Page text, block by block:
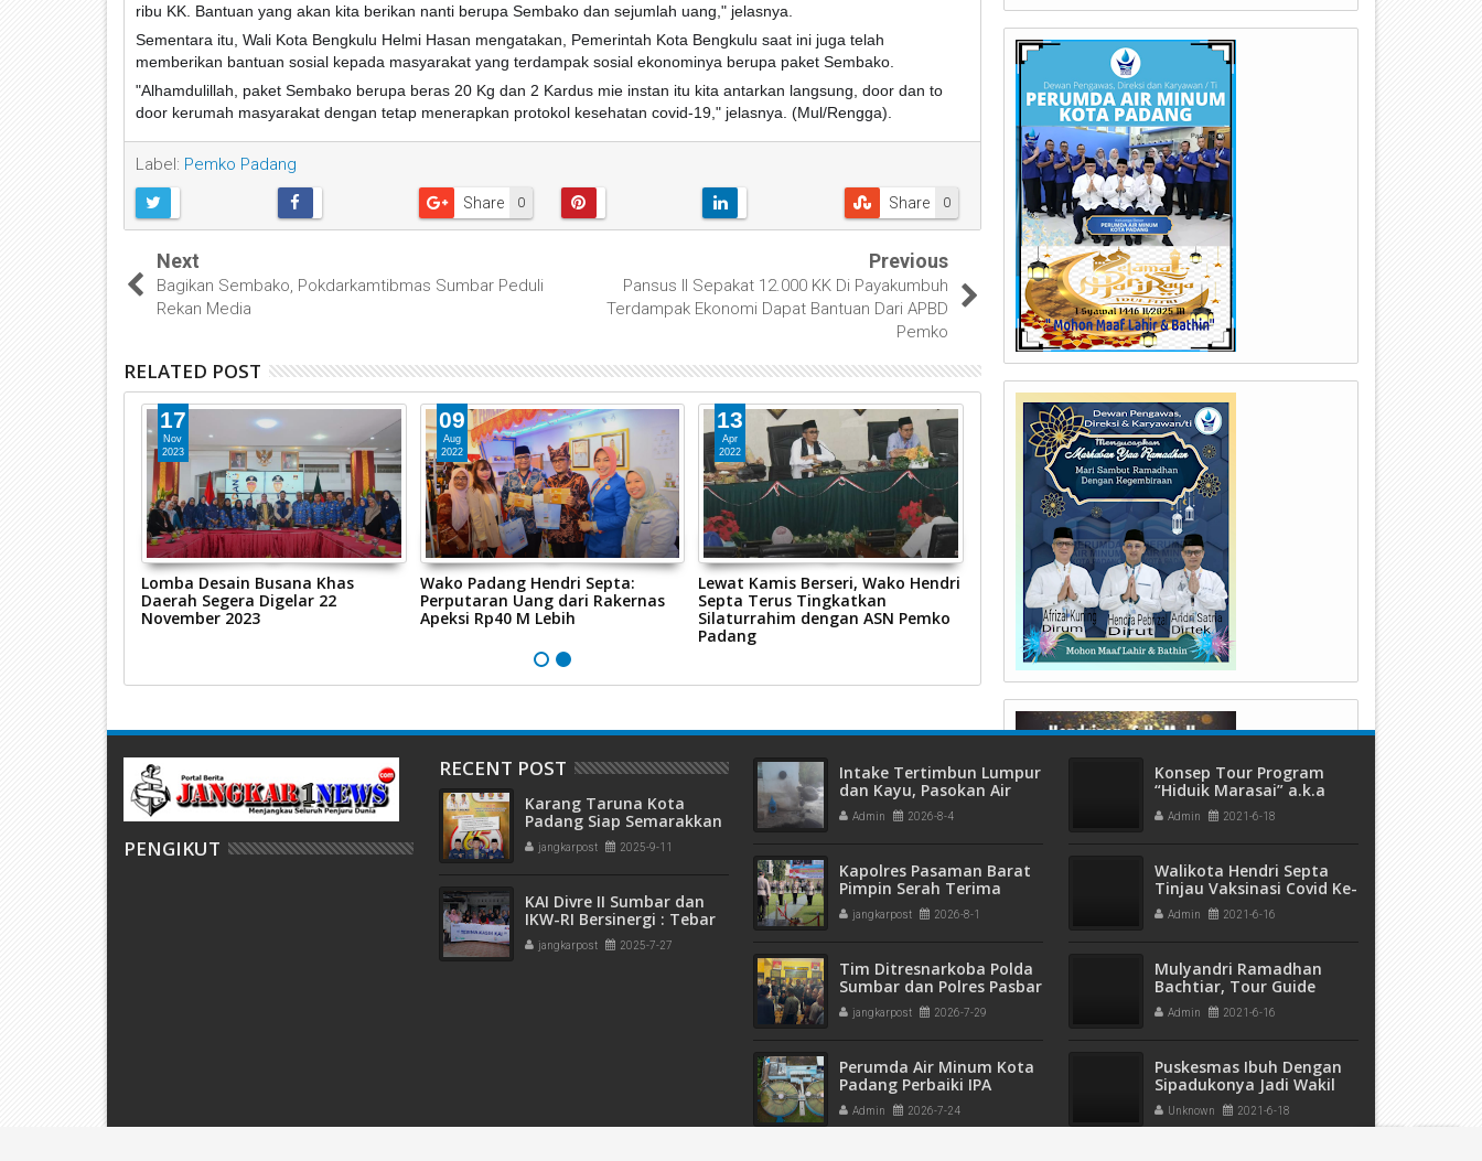
ribu KK. Bantuan yang akan kita berikan nanti berupa Sembako dan sejumlah uang," jelasnya.
Sementara itu, Wali Kota Bengkulu Helmi Hasan mengatakan, Pemerintah Kota Bengkulu saat ini juga telah
memberikan bantuan sosial kepada masyarakat yang terdampak sosial ekonominya berupa paket Sembako.
"Alhamdulillah, paket Sembako berupa beras 20 Kg dan 2 Kardus mie instan itu kita antarkan langsung, door dan to
door kerumah masyarakat dengan tetap menerapkan protokol kesehatan covid-19," jelasnya. (Mul/Rengga).
Label: Pemko Padang
0
Share 0
Share
Next
Bagikan Sembako, Pokdarkamtibmas Sumbar Peduli
Rekan Media
Previous
Pansus II Sepakat 12.000 KK Di Payakumbuh
Terdampak Ekonomi Dapat Bantuan Dari APBD
Pemko
RELATED POST
17
Nov
2023
Lomba Desain Busana Khas
Daerah Segera Digelar 22
November 2023
09
Aug
2022
Wako Padang Hendri Septa:
Perputaran Uang dari Rakernas
Apeksi Rp40 M Lebih
13
Apr
2022
Lewat Kamis Berseri, Wako Hendri
Septa Terus Tingkatkan
Silaturrahim dengan ASN Pemko
Padang
Bunda GenRe Ny. Genny Hendri
Septa Motivasi Duta GenRe Kota
Padang 2022
PENGIKUT
RECENT POST
Karang Taruna Kota
Padang Siap Semarakkan
HUT ke-65 : Dari
Lapangan Hijau hingga
jangkarpost 2025-9-11
KAI Divre II Sumbar dan
IKW-RI Bersinergi : Tebar
Kepedulian Sosial Untuk
Panti Asuhan
jangkarpost 2025-7-27
Intake Tertimbun Lumpur
dan Kayu, Pasokan Air
Bersih di Kota Padang
Terganggu
Admin 2026-8-4
Kapolres Pasaman Barat
Pimpin Serah Terima
Jabatan PJU Polres dan
Kapolsek Sungai Beremas
jangkarpost 2026-8-1
Tim Ditresnarkoba Polda
Sumbar dan Polres Pasbar
Gagalkan Peredaran
Narkotika, 30 Paket Ganja
jangkarpost 2026-7-29
Perumda Air Minum Kota
Padang Perbaiki IPA
Gunung Pangilun, 25 Ribu
Pelanggan Terdampak
Admin 2026-7-24
Konsep Tour Program
“Hiduik Marasai” a.k.a
“Life Experience”
Tawarkan pada tour
Digemari
Admin 2021-6-18
Walikota Hendri Septa
Tinjau Vaksinasi Covid Ke-
2 Perumda Air Minum
Kota Padang
Admin 2021-6-16
Mulyandri Ramadhan
Bachtiar, Tour Guide
Terbaik Textyle Art
Council Amerika Semenjak
Admin 2021-6-16
Puskesmas Ibuh Dengan
Sipadukonya Jadi Wakil
Payakumbuh
Unknown 2021-6-18